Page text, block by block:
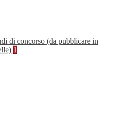
di concorso (da pubblicare in
1